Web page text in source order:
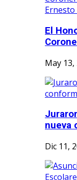
El
May 13,
nueva
Dic 11,